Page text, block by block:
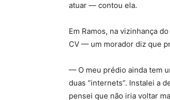
atuar — contou ela.
Em Ramos, na vizinhança
CV — um morador diz que
— O meu prédio ainda tem
duas “internets”. Instalei a
pensei que não iria voltar